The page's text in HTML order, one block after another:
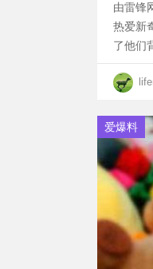
由雷锋
热爱新
了他们
爱爆料